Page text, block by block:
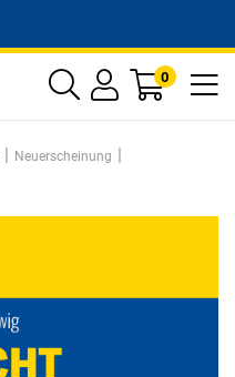
0
| Neuerscheinung |